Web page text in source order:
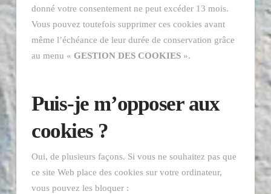
donné votre consentement ne peut excéder 13 mois.
Vous pouvez toutefois supprimer ces cookies avant
même l’échéance de leur durée de conservation grâce
au menu « GESTION DES COOKIES».
Puis-je m’opposer aux
cookies ?
Oui, de plusieurs façons. Si vous ne souhaitez pas que
ce site Web place des cookies sur votre ordinateur,
vous pouvez les bloquer :